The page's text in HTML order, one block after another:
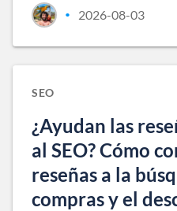
• 2026-08-03
SEO
¿Ayudan las
al SEO? Cómo
reseñas a la
compras y el